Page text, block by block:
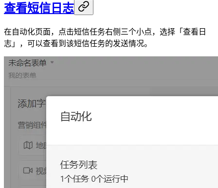
查看短信日志
在自动化页面，点击短信任务右侧三个小点，选择「查看日
志」，可以查看到该短信任务的发送情况。